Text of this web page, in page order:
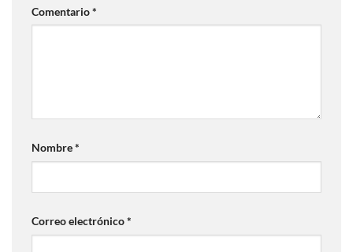
Comentario*
Nombre*
Correo electrónico*